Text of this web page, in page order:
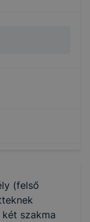
(felső
szakma